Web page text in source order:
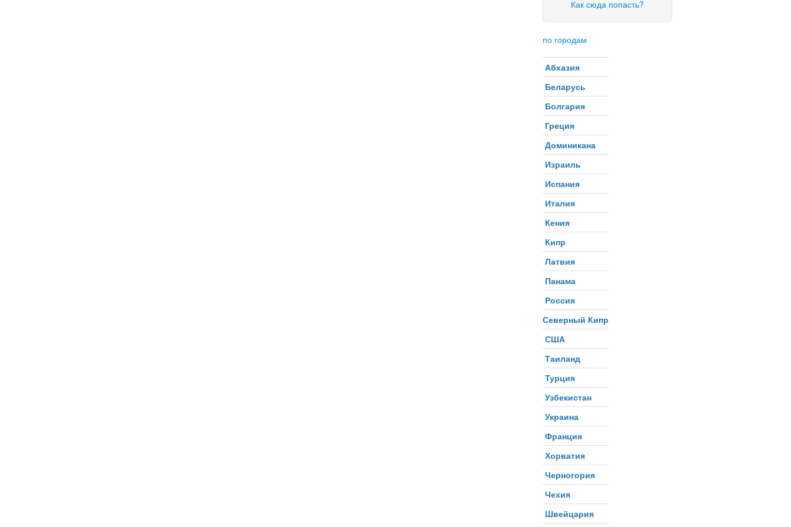
Как сюда попасть?
по городам
Абхазия
Беларусь
Болгария
Греция
Доминикана
Израиль
Испания
Италия
Кения
Кипр
Латвия
Панама
Россия
Северный Кипр
США
Таиланд
Турция
Узбекистан
Украина
Франция
Хорватия
Черногория
Чехия
Швейцария